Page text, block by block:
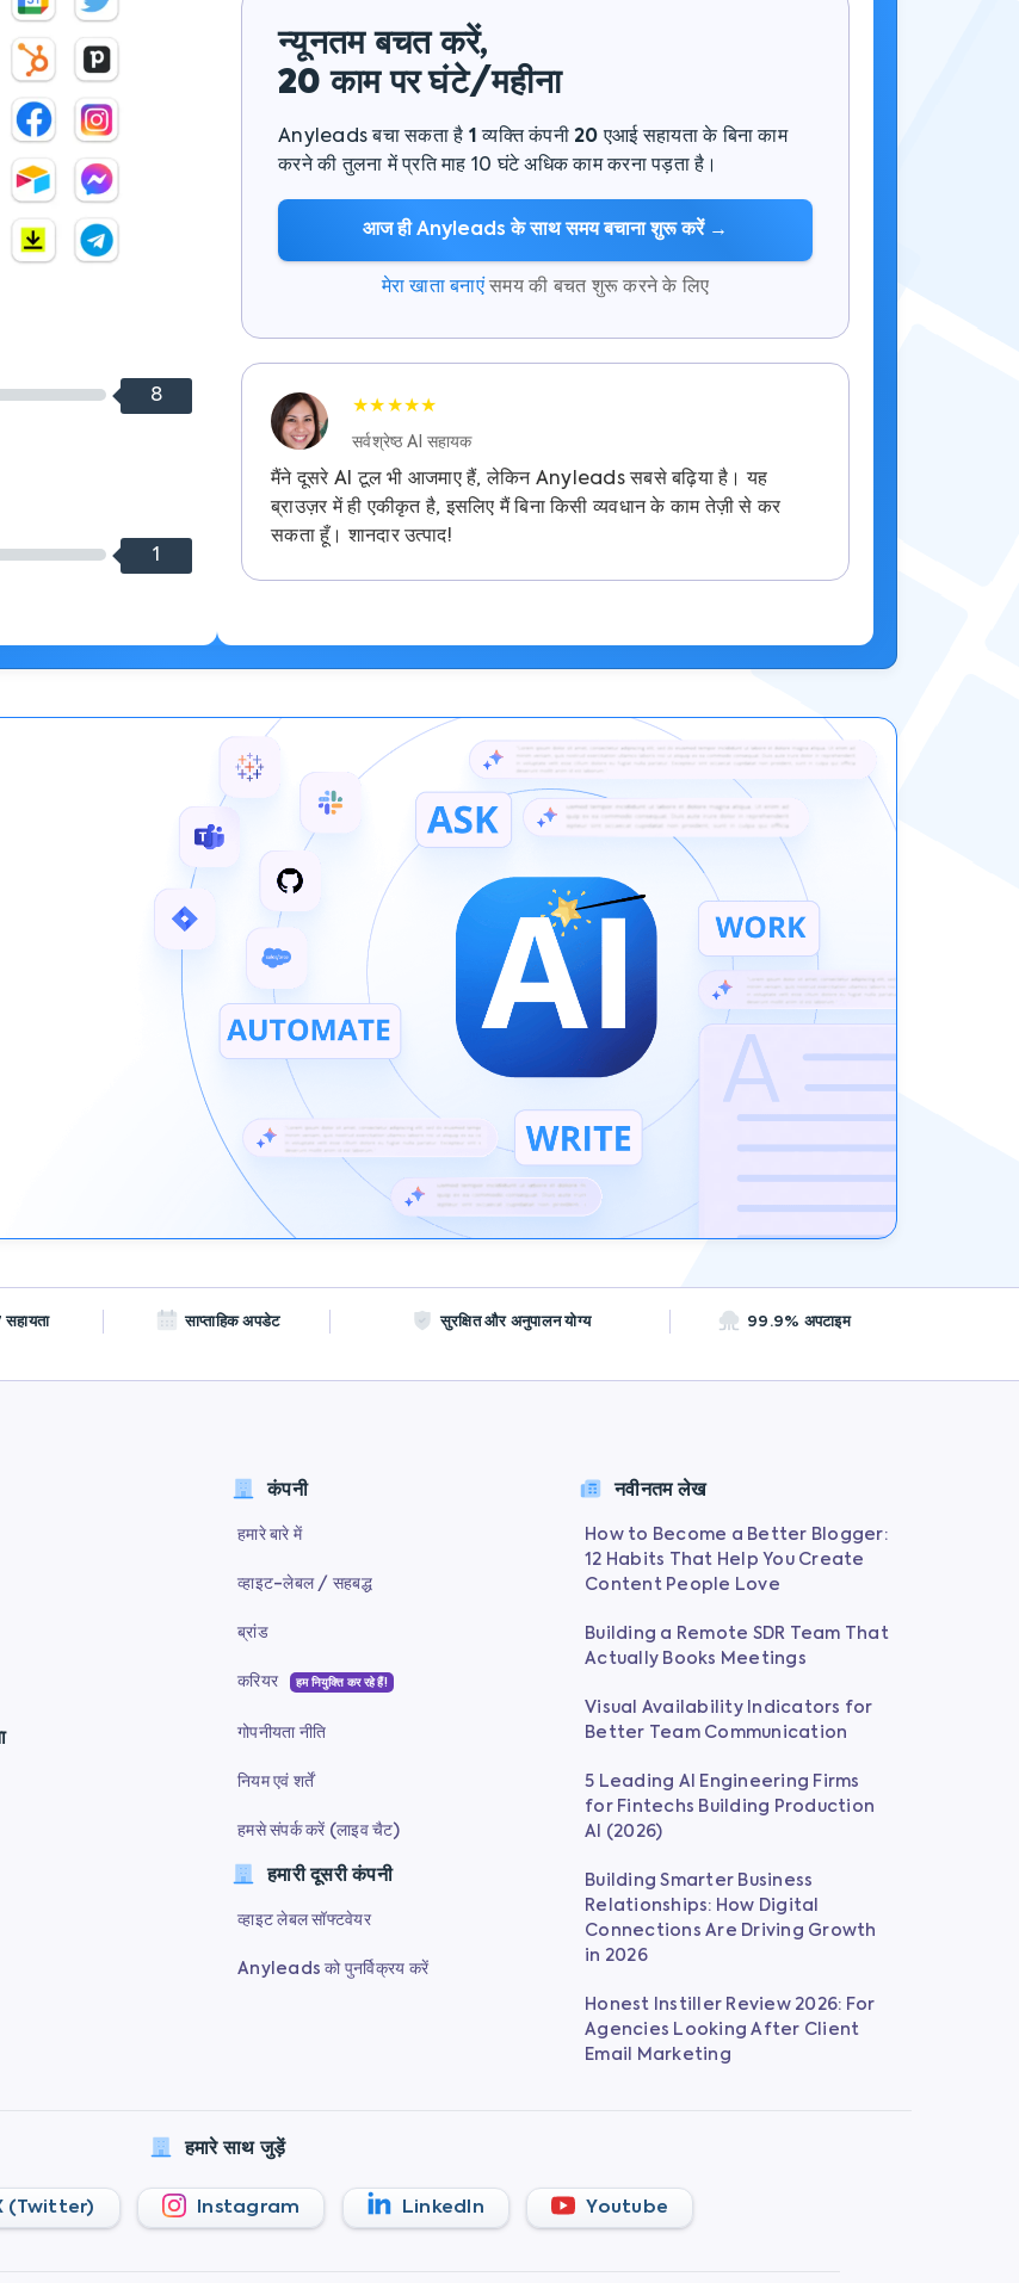
8
1
न्यूनतम बचत करें,
20 काम पर घंटे/महीना
Anyleads बचा सकता है 1 व्यक्ति कंपनी 20 एआई सहायता के बिना काम
करने की तुलना में प्रति माह 10 घंटे अधिक काम करना पड़ता है।
आज ही Anyleads के साथ समय बचाना शुरू करें →
मेरा खाता बनाएंसमय की बचत शुरू करने के लिए
★★★★★
सर्वश्रेष्ठ AI सहायक
मैंने दूसरे AI टूल भी आजमाए हैं, लेकिन Anyleads सबसे बढ़िया है। यह
ब्राउज़र में ही एकीकृत है, इसलिए मैं बिना किसी व्यवधान के काम तेज़ी से कर
सकता हूँ। शानदार उत्पाद!
साप्ताहिक अपडेट सुरक्षित और अनुपालन योग्य 99.9% अपटाइम
कंपनी
हमारे बारे में
व्हाइट-लेबल / सहबद्ध
ब्रांड
करियर हम नियुक्ति कर रहे हैं!
गोपनीयता नीति
नियम एवं शर्तें
हमसे संपर्क करें (लाइव चैट)
हमारी दूसरी कंपनी
व्हाइट लेबल सॉफ्टवेयर
Anyleads को पुनर्विक्रय करें
नवीनतम लेख
How to Become a Better Blogger:
12 Habits That Help You Create
Content People Love
Building a Remote SDR Team That
Actually Books Meetings
Visual Availability Indicators for
Better Team Communication
5 Leading AI Engineering Firms
for Fintechs Building Production
AI (2026)
Building Smarter Business
Relationships: How Digital
Connections Are Driving Growth
in 2026
Honest Instiller Review 2026: For
Agencies Looking After Client
Email Marketing
हमारे साथ जुड़ें
(Twitter) Instagram LinkedIn Youtube